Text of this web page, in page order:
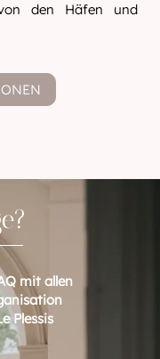
den Häfen und
mit allen
Plessis